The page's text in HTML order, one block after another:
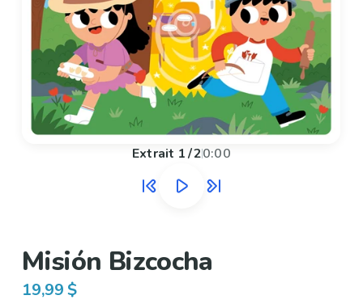
Extrait 1/20:00
Misión Bizcocha
19,99 $